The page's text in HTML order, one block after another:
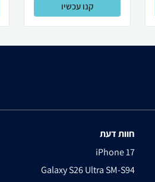
קנו עכשיו
חוות דעת
iPhone 17
Galaxy S26 Ultra SM-S94